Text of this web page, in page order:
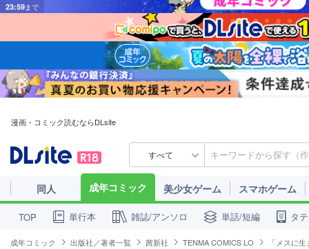
漫画・コミック読むならDLsite
すべて
同人 成年コミック 美少女ゲーム スマホゲーム
TOP 単行本 雑誌/アンソロ 単話/短編 タ
成年コミック 出版社／著者一覧 茜新社 TENMA COMICS LO 「メスに